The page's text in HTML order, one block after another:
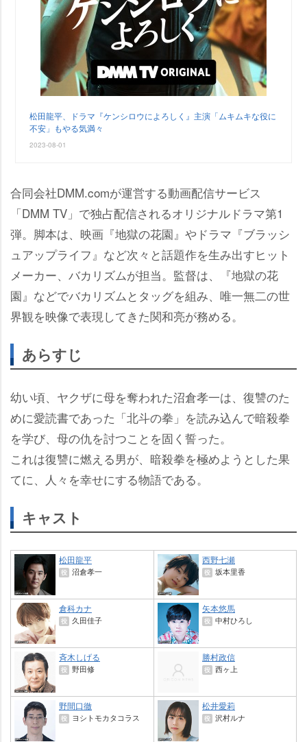
松田龍平、ドラマ『ケンシロウによろしく』主演「ムキムキな役に
不安」もやる気満々
2023-08-01
合同会社DMM.comが運営する動画配信サービス
「DMM TV」で独占配信されるオリジナルドラマ第1
弾。脚本は、映画『地獄の花園』やドラマ『ブラッシ
ュアップライフ』など次々と話題作を生み出すヒット
メーカー、バカリズムが担当。監督は、『地獄の花
園』などでバカリズムとタッグを組み、唯一無二の世
界観を映像で表現してきた関和亮が務める。
あらすじ
幼い頃、ヤクザに母を奪われた沼倉孝一は、復讐のた
めに愛読書であった「北斗の拳」を読み込んで暗殺拳
を学び、母の仇を討つことを固く誓った。
これは復讐に燃える男が、暗殺拳を極めようとした果
てに、人々を幸せにする物語である。
キャスト
松田龍平
役 沼倉孝一
西野七瀬
役 坂本里香
倉科カナ
役 久田佳子
矢本悠馬
役 中村ひろし
斉木しげる
役 野田修
勝村政信
役 西ヶ上
野間口徹
役 ヨシトモカタコラス
松井愛莉
役 沢村ルナ